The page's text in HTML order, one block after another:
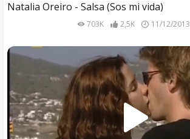
Natalia Oreiro - Salsa (Sos mi vida)
703K 2,5K 11/12/2013